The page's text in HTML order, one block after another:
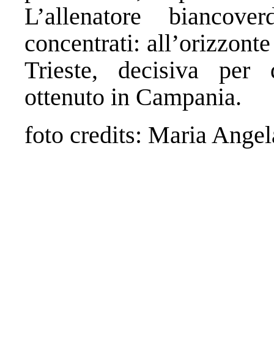
L’allenatore
concentrati:
Trieste, decisiva per
ottenuto in Campania.
foto credits: Maria